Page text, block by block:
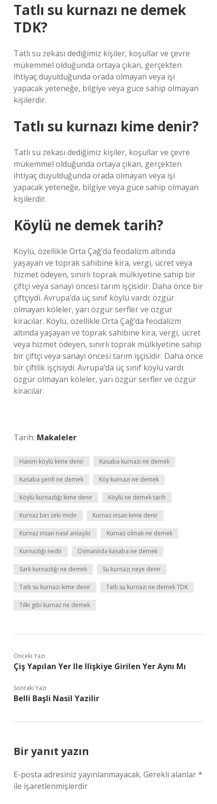
Tatlı su kurnazı ne demek
TDK?
Tatlı su zekası dediğimiz kişiler, koşullar ve çevre
mükemmel olduğunda ortaya çıkan, gerçekten
ihtiyaç duyulduğunda orada olmayan veya işi
yapacak yeteneğe, bilgiye veya güce sahip olmayan
kişilerdir.
Tatlı su kurnazı kime denir?
Tatlı su zekası dediğimiz kişiler, koşullar ve çevre
mükemmel olduğunda ortaya çıkan, gerçekten
ihtiyaç duyulduğunda orada olmayan veya işi
yapacak yeteneğe, bilgiye veya güce sahip olmayan
kişilerdir.
Köylü ne demek tarih?
Köylü, özellikle Orta Çağ’da feodalizm altında
yaşayan ve toprak sahibine kira, vergi, ücret veya
hizmet ödeyen, sınırlı toprak mülkiyetine sahip bir
çiftçi veya sanayi öncesi tarım işçisidir. Daha önce bir
çiftçiydi. Avrupa’da üç sınıf köylü vardı: özgür
olmayan köleler, yarı özgür serfler ve özgür
kiracılar. Köylü, özellikle Orta Çağ’da feodalizm
altında yaşayan ve toprak sahibine kira, vergi, ücret
veya hizmet ödeyen, sınırlı toprak mülkiyetine sahip
bir çiftçi veya sanayi öncesi tarım işçisidir. Daha önce
bir çiftlik işçisiydi. Avrupa’da üç sınıf köylü vardı:
özgür olmayan köleler, yarı özgür serfler ve özgür
kiracılar.
Tarih: Makaleler
Hanım köylü kime denir Kasaba kurnazı ne demek
Kasaba şerifi ne demek Köy kurnazı ne demek
Köylü kurnazlığı kime denir Köylü ne demek tarih
Kurnaz biri zeki midir Kurnaz insan kime denir
Kurnaz insan nasıl anlaşılır Kurnaz olmak ne demek
Kurnazlığı nedir Osmanlıda kasaba ne demek
Sark kurnazlığı ne demek Su kurnazı neye denir
Tatlı su kurnazı kime denir Tatlı su kurnazı ne demek TDK
Tilki gibi kurnaz ne demek
Önceki Yazı
Çiş Yapılan Yer Ile Ilişkiye Girilen Yer Aynı Mı
Sonraki Yazı
Belli Başli Nasil Yazilir
Bir yanıt yazın
E-posta adresiniz yayınlanmayacak. Gerekli alanlar*
ile işaretlenmişlerdir